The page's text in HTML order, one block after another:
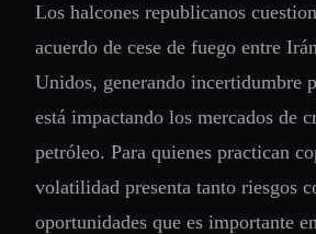
Los halcones republicanos
acuerdo de cese de fuego entre
Unidos, generando incertidumbre
está impactando los mercados de
petróleo. Para quienes practican
volatilidad presenta tanto riesgos
oportunidades que es importante